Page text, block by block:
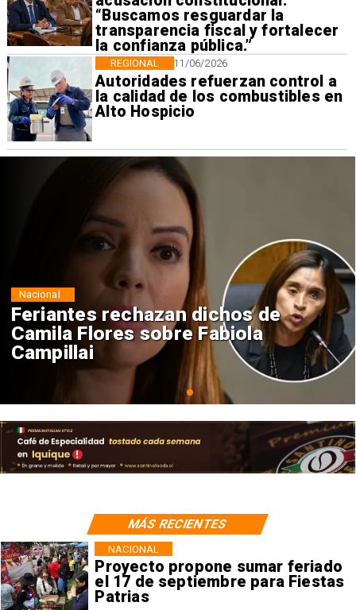
“Buscamos resguardar la
transparencia fiscal y fortalecer
la confianza pública.”
11/06/2026
Autoridades refuerzan control a
la calidad de los combustibles en
Alto Hospicio
REGIONAL
Feriantes rechazan dichos de
Camila Flores sobre Fabiola
Campillai
Nacional
Proyecto propone sumar feriado
el 17 de septiembre para Fiestas
Patrias
NACIONAL
MÁS RECIENTES